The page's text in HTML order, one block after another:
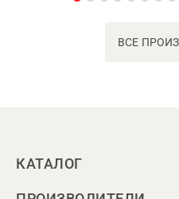
ВСЕ
КАТАЛОГ